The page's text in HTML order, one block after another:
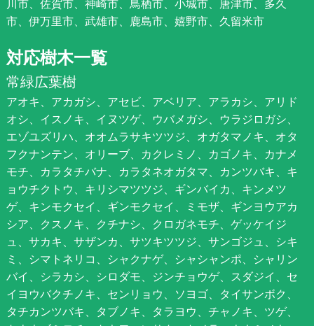
川市、佐賀市、神崎市、鳥栖市、小城市、唐津市、多久
市、伊万里市、武雄市、鹿島市、嬉野市、久留米市
対応樹木一覧
常緑広葉樹
アオキ、アカガシ、アセビ、アベリア、アラカシ、アリド
オシ、イスノキ、イヌツゲ、ウバメガシ、ウラジロガシ、
エゾユズリハ、オオムラサキツツジ、オガタマノキ、オタ
フクナンテン、オリーブ、カクレミノ、カゴノキ、カナメ
モチ、カラタチバナ、カラタネオガタマ、カンツバキ、キ
ョウチクトウ、キリシマツツジ、ギンバイカ、キンメツ
ゲ、キンモクセイ、ギンモクセイ、ミモザ、ギンヨウアカ
シア、クスノキ、クチナシ、クロガネモチ、ゲッケイジ
ュ、サカキ、サザンカ、サツキツツジ、サンゴジュ、シキ
ミ、シマトネリコ、シャクナゲ、シャシャンポ、シャリン
バイ、シラカシ、シロダモ、ジンチョウゲ、スダジイ、セ
イヨウバクチノキ、センリョウ、ソヨゴ、タイサンボク、
タチカンツバキ、タブノキ、タラヨウ、チャノキ、ツゲ、